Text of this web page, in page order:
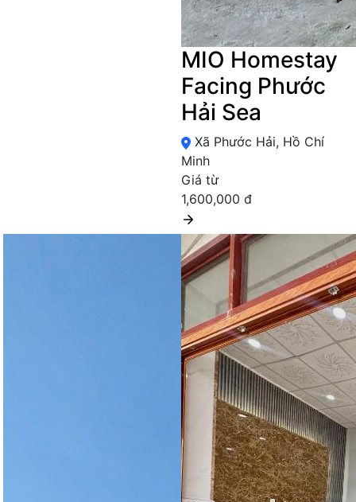
MIO Homestay
Facing Phước
Hải Sea
Xã Phước Hải, Hồ Chí
Minh
Giá từ
1,600,000 đ